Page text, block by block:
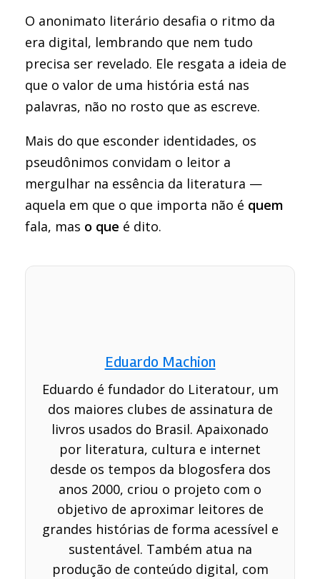
O anonimato literário desafia o ritmo da
era digital, lembrando que nem tudo
precisa ser revelado. Ele resgata a ideia de
que o valor de uma história está nas
palavras, não no rosto que as escreve.
Mais do que esconder identidades, os
pseudônimos convidam o leitor a
mergulhar na essência da literatura —
aquela em que o que importa não é quem
fala, mas o que é dito.
Eduardo Machion
Eduardo é fundador do Literatour, um
dos maiores clubes de assinatura de
livros usados do Brasil. Apaixonado
por literatura, cultura e internet
desde os tempos da blogosfera dos
anos 2000, criou o projeto com o
objetivo de aproximar leitores de
grandes histórias de forma acessível e
sustentável. Também atua na
produção de conteúdo digital, com